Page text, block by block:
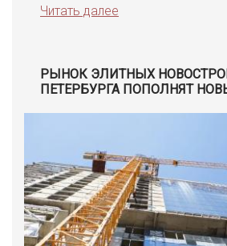
Читать далее
РЫНОК ЭЛИТНЫХ
ПЕТЕРБУРГА ПОПОЛНЯТ